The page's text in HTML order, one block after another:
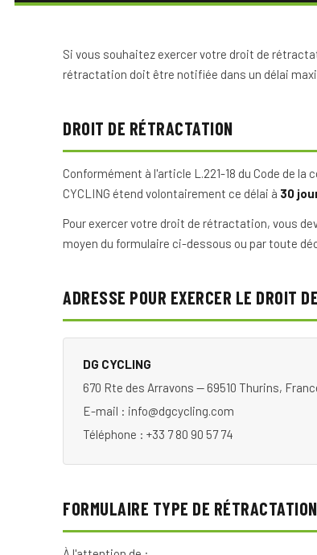
Si vous souhaitez exercer votre droit de
rétractation doit être notifiée dans un délai
DROIT DE RÉTRACTATION
Conformément à l'article L.221-18 du Code de
CYCLING étend volontairement ce délai à 30
Pour exercer votre droit de rétractation, vous
moyen du formulaire ci-dessous ou par toute
ADRESSE POUR EXERCER LE DROIT
DG CYCLING
670 Rte des Arravons — 69510 Thurins,
E-mail : info@dgcycling.com
Téléphone : +33 7 80 90 57 74
FORMULAIRE TYPE DE RÉTRACTATION